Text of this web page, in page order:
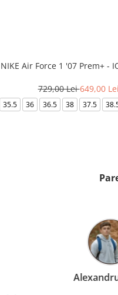
NIKE Air Force 1 '07 Prem+ -
729,00 Lei649,00 Lei
35.5 36 36.5 38 37.5